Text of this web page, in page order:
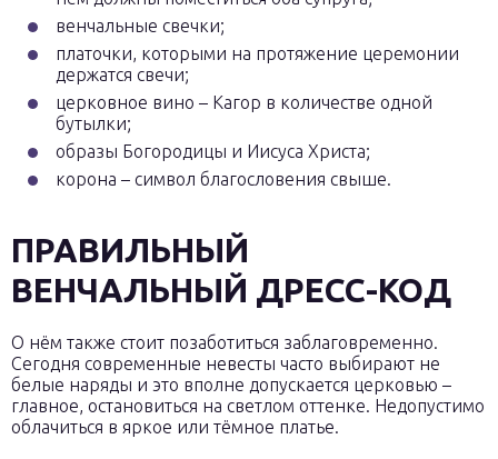
венчальные свечки;
платочки, которыми на протяжение церемонии
держатся свечи;
церковное вино – Кагор в количестве одной
бутылки;
образы Богородицы и Иисуса Христа;
корона – символ благословения свыше.
ПРАВИЛЬНЫЙ
ВЕНЧАЛЬНЫЙ ДРЕСС-КОД
О нём также стоит позаботиться заблаговременно.
Сегодня современные невесты часто выбирают не
белые наряды и это вполне допускается церковью –
главное, остановиться на светлом оттенке. Недопустимо
облачиться в яркое или тёмное платье.